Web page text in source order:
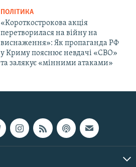
ПОЛІТИКА
«Короткострокова акція
перетворилася на війну на
виснаження»: Як пропаганда РФ
у Криму пояснює невдачі «СВО»
та залякує «мінними атаками»